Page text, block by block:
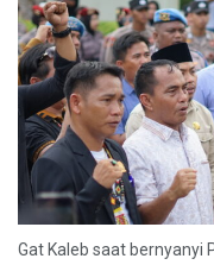
Gat Kaleb saat bernyanyi